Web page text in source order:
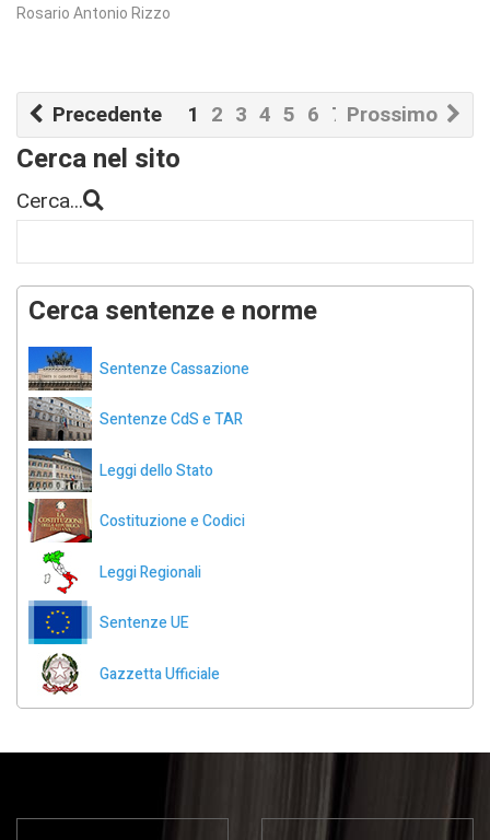
Rosario Antonio Rizzo
Precedente Prossimo
1 2 3 4 5 6 7 8 9 10
Cerca nel sito
Cerca...
Cerca sentenze e norme
Sentenze Cassazione
Sentenze CdS e TAR
Leggi dello Stato
Costituzione e Codici
Leggi Regionali
Sentenze UE
Gazzetta Ufficiale